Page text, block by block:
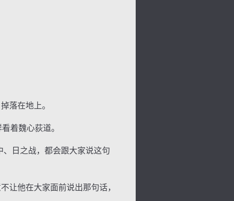
落在地上。
着魏心荻道。
日之战，都会跟大家说这句
他在大家面前说出那句话，